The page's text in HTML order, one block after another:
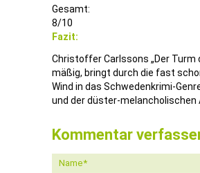
Gesamt:
8/10
Fazit:
Christoffer Carlssons „Der
mäßig, bringt durch die fast
Wind in das Schwedenkrimi-
und der düster-
Kommentar